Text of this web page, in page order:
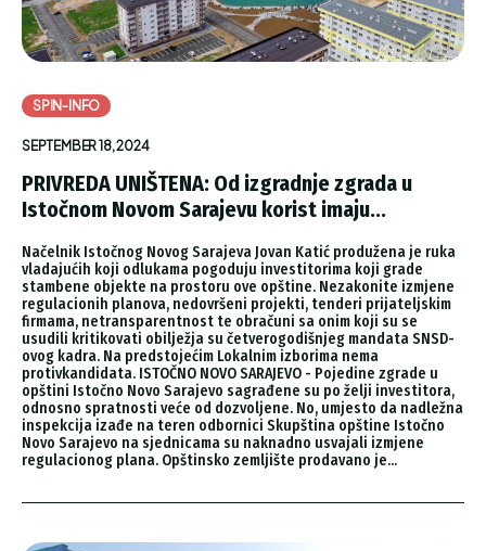
SPIN-INFO
SEPTEMBER 18, 2024
PRIVREDA UNIŠTENA: Od izgradnje zgrada u
Istočnom Novom Sarajevu korist imaju...
Načelnik Istočnog Novog Sarajeva Jovan Katić produžena je ruka
vladajućih koji odlukama pogoduju investitorima koji grade
stambene objekte na prostoru ove opštine. Nezakonite izmjene
regulacionih planova, nedovršeni projekti, tenderi prijateljskim
firmama, netransparentnost te obračuni sa onim koji su se
usudili kritikovati obilježja su četverogodišnjeg mandata SNSD-
ovog kadra. Na predstojećim Lokalnim izborima nema
protivkandidata. ISTOČNO NOVO SARAJEVO - Pojedine zgrade u
opštini Istočno Novo Sarajevo sagrađene su po želji investitora,
odnosno spratnosti veće od dozvoljene. No, umjesto da nadležna
inspekcija izađe na teren odbornici Skupština opštine Istočno
Novo Sarajevo na sjednicama su naknadno usvajali izmjene
regulacionog plana. Opštinsko zemljište prodavano je...